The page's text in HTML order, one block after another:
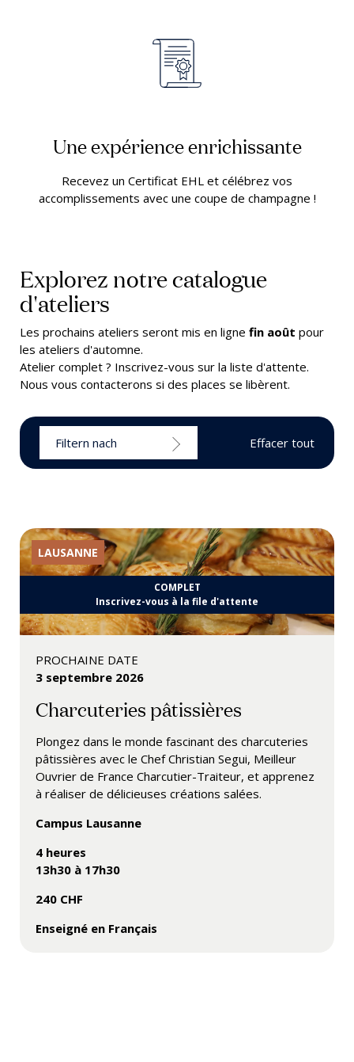
Une expérience enrichissante
Recevez un Certificat EHL et célébrez vos
accomplissements avec une coupe de champagne !
Explorez notre catalogue
d'ateliers
Les prochains ateliers seront mis en ligne fin août pour
les ateliers d'automne.
Atelier complet ? Inscrivez-vous sur la liste d'attente.
Nous vous contacterons si des places se libèrent.
Filtern nach Effacer tout
LAUSANNE
PROCHAINE DATE
3 septembre 2026
COMPLET
Inscrivez-vous à la file d'attente
Charcuteries pâtissières
Plongez dans le monde fascinant des charcuteries
pâtissières avec le Chef Christian Segui, Meilleur
Ouvrier de France Charcutier-Traiteur, et apprenez
à réaliser de délicieuses créations salées.
Campus Lausanne
4 heures
13h30 à 17h30
240 CHF
Enseigné en Français